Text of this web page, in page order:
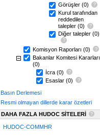
Görüşler (0)
Kurul tarafından
reddedilen
talepler (0)
Diğer talepler (0)
Komisyon Raporları (0)
Bakanlar Komitesi Kararları
(0)
İcra (0)
Esaslar (0)
Basın Derlemesi
Resmi olmayan dillerde karar özetleri
DAHA FAZLA HUDOC SİTELERİ
HUDOC-COMMHR